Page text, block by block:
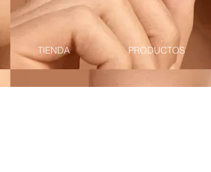
TIENDA PRODUCTOS